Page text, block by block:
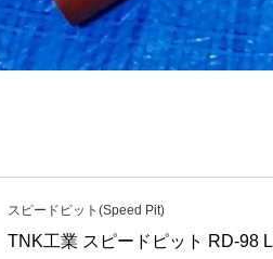
スピードピット(Speed Pit)
TNK工業 スピードピット RD-98